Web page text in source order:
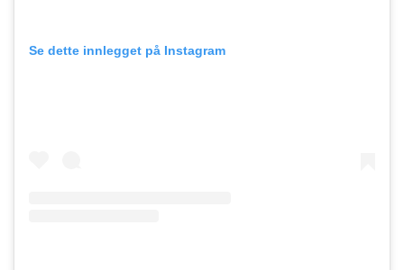
Se dette innlegget på Instagram